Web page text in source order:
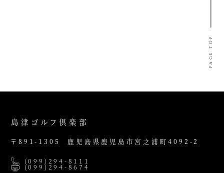
PAGE TOP
島津ゴルフ倶楽部
〒891-1305 鹿児島県鹿児島市宮之浦町4092-2
(099)294-8111
(099)294-8674